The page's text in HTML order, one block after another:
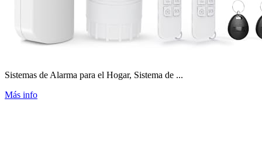
Sistemas de Alarma para el Hogar, Sistema de ...
Más info